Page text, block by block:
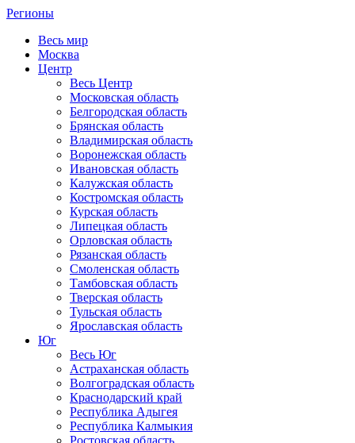
Регионы
Весь мир
Москва
Центр
Весь Центр
Московская область
Белгородская область
Брянская область
Владимирская область
Воронежская область
Ивановская область
Калужская область
Костромская область
Курская область
Липецкая область
Орловская область
Рязанская область
Смоленская область
Тамбовская область
Тверская область
Тульская область
Ярославская область
Юг
Весь Юг
Астраханская область
Волгоградская область
Краснодарский край
Республика Адыгея
Республика Калмыкия
Ростовская область